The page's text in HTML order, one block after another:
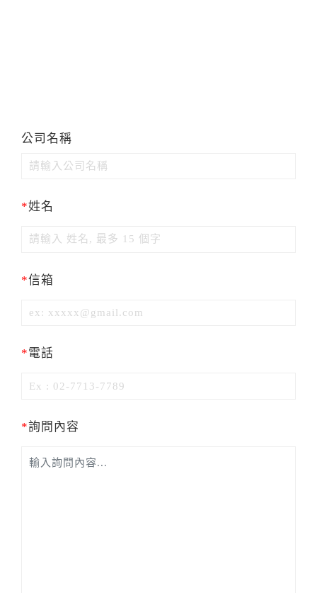
公司名稱
*姓名
*信箱
*電話
*詢問內容